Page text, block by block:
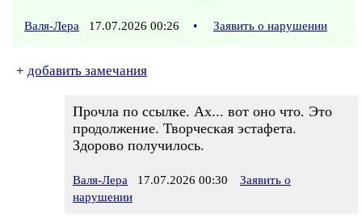
Валя-Лера 17.07.2026 00:26 • Заявить о нарушении
+ добавить замечания
Прочла по ссылке. Ах... вот оно что. Это
продолжение. Творческая эстафета.
Здорово получилось.
Валя-Лера 17.07.2026 00:30
Заявить о
нарушении